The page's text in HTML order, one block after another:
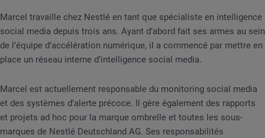
Marcel travaille chez Nestlé en tant que spécialiste en intelligence
social media depuis trois ans. Ayant d’abord fait ses armes au sein
de l’équipe d’accélération numérique, il a commencé par mettre en
place un réseau interne d’intelligence social media.
Marcel est actuellement responsable du monitoring social media
et des systèmes d’alerte précoce. Il gère également des rapports
et projets ad hoc pour la marque ombrelle et toutes les sous-
marques de Nestlé Deutschland AG. Ses responsabilités